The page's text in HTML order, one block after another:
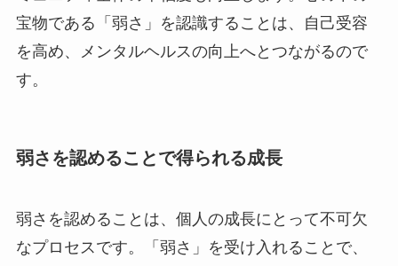
宝物である「弱さ」を認識することは、自己受容
を高め、メンタルヘルスの向上へとつながるので
す。
弱さを認めることで得られる成長
弱さを認めることは、個人の成長にとって不可欠
なプロセスです。「弱さ」を受け入れることで、